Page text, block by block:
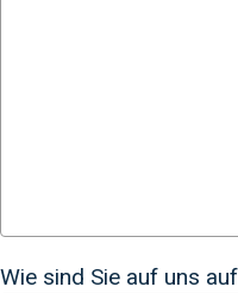
Wie sind Sie auf uns